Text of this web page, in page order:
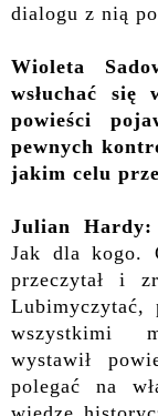
dialogu z nią
Wioleta
wsłuchać się
powieści
pewnych
jakim celu
Julian Hardy:
Jak dla kogo.
przeczytał i
Lubimyczytać,
wszystkimi
wystawił
polegać na